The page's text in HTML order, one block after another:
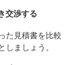
交渉する
た見積書を比較
しましょう。